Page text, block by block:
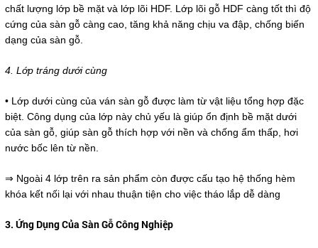
chất lượng lớp bề mặt và lớp lõi HDF. Lớp lõi gỗ HDF càng tốt thì độ
cứng của sàn gỗ càng cao, tăng khả năng chịu va đập, chống biến
dạng của sàn gỗ.
4. Lớp tráng dưới cùng
• Lớp dưới cùng của ván sàn gỗ được làm từ vật liệu tổng hợp đặc
biệt. Công dụng của lớp này chủ yếu là giúp ổn định bề mặt dưới
của sàn gỗ, giúp sàn gỗ thích hợp với nền và chống ẩm thấp, hơi
nước bốc lên từ nền.
⇒ Ngoài 4 lớp trên ra sản phẩm còn được cấu tạo hệ thống hèm
khóa kết nối lại với nhau thuận tiện cho việc tháo lắp dễ dàng
3. Ứng Dụng Của Sàn Gỗ Công Nghiệp